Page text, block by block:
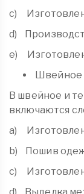
c)
d)
e)
Швейное
В швейное и
включаются
a)
b) Пошив
c)